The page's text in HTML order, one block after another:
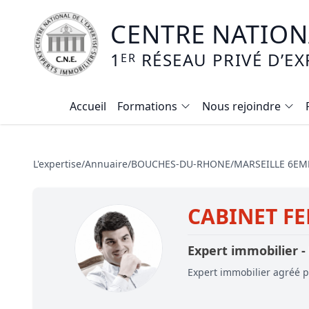
CENTRE
1 ER RÉSEAU PRIVÉ
Accueil
Formations
Formation expertise immobilière /
Expertise viager
E-learning - Connaitre et maitriser
Mise en copropriété
Nous rejoindre
L'expertise/Annuaire/BOUCHES-DU-RHONE/MARSEILLE
CABINET
Expert immobilier -
Expert immobilier agréé